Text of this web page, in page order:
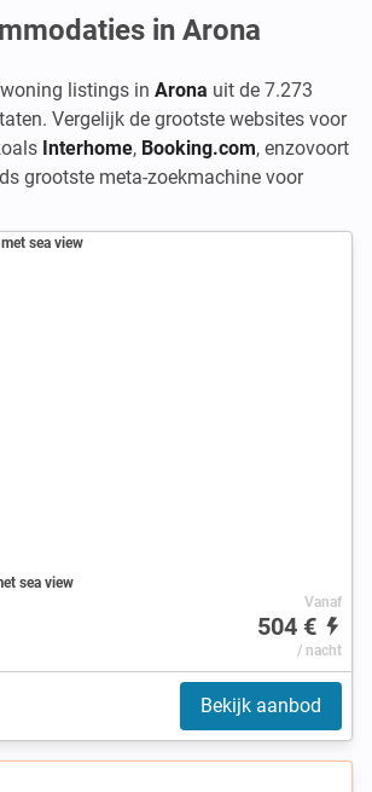
in Arona
listings in Arona uit de 7.273
Vergelijk de grootste websites voor
Interhome, Booking.com, enzovoort
grootste meta-zoekmachine voor
sea view
Vanaf
504 €
/ nacht
Bekijk aanbod